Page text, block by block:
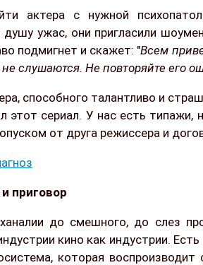
актера с нужной
ужас, они пригласили
подмигнет и скажет: "Всем
слушаются. Не повторяйте его
способного талантливо и
этот сериал. У нас есть
от друга режиссера и
приговор
до смешного, до слез
кино как индустрии.
которая